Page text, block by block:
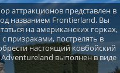
аттракционов представлен в
названием Frontierland. Вы
на американских горках,
призраками, пострелять в
настоящий ковбойский
выполнен в виде